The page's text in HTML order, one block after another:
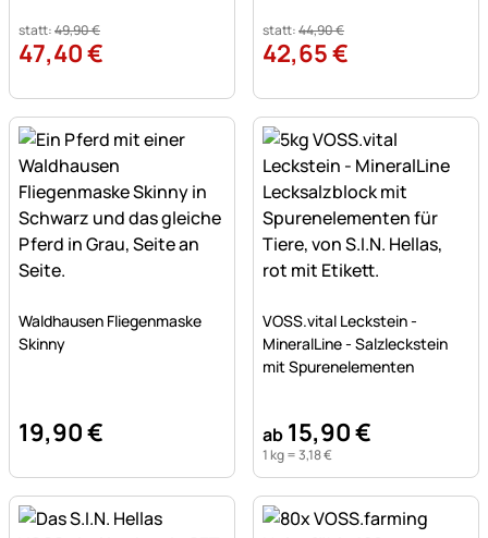
statt:49,90€
47,40€
statt:44,90€
42,65€
Waldhausen Fliegenmaske
Skinny
19,90€
VOSS.vital Leckstein -
MineralLine - Salzleckstein
mit Spurenelementen
ab 15,90€
1 kg =3,18€